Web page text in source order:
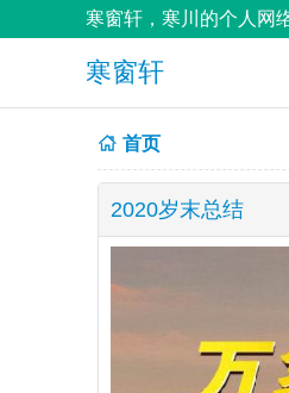
寒窗轩，寒川的个人网
寒窗轩
首页
2020岁末总结